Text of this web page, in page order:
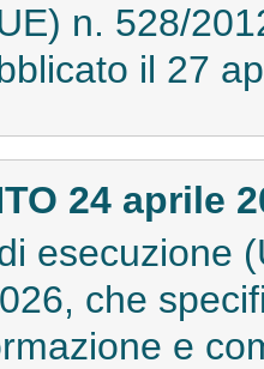
n. 528/
il 27
24 aprile
esecuzione
che
e